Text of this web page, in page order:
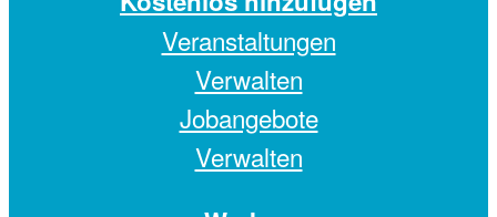
Veranstaltungen
Verwalten
Jobangebote
Verwalten